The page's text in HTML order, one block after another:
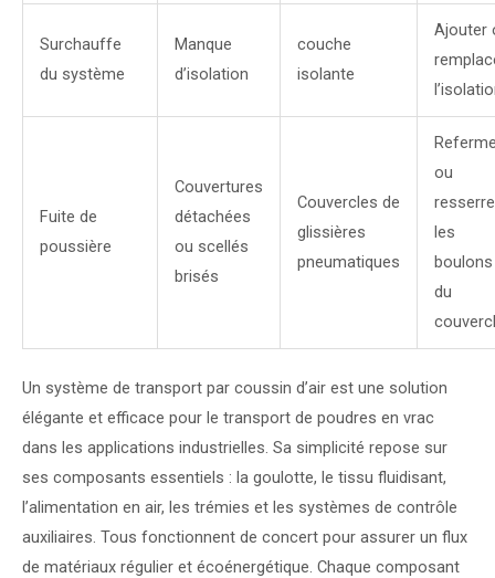
Surchauffe
du système
Manque
d’isolation
couche
isolante
Ajouter
Fuite de
poussière
Couvertures
détachées
ou scellés
brisés
Couvercles de
glissières
pneumatiques
ou
les
boulons
du
Un système de transport par coussin d’air est une solution
élégante et efficace pour le transport de poudres en vrac
dans les applications industrielles. Sa simplicité repose sur
ses composants essentiels : la goulotte, le tissu fluidisant,
l’alimentation en air, les trémies et les systèmes de contrôle
auxiliaires. Tous fonctionnent de concert pour assurer un flux
de matériaux régulier et écoénergétique. Chaque composant